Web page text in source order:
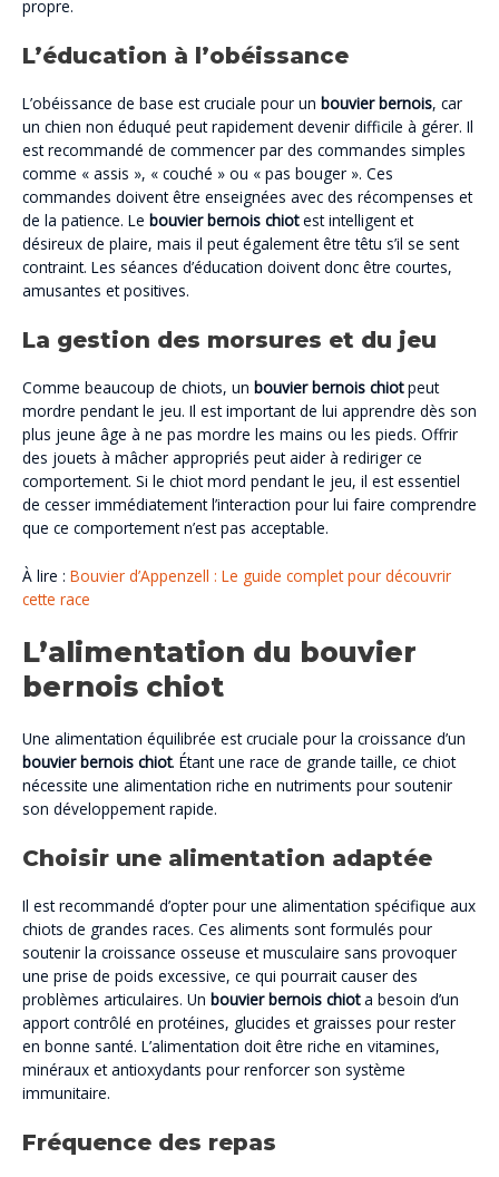
propre.
L’éducation à l’obéissance
L’obéissance de base est cruciale pour un bouvier bernois, car
un chien non éduqué peut rapidement devenir difficile à gérer. Il
est recommandé de commencer par des commandes simples
comme « assis », « couché » ou « pas bouger ». Ces
commandes doivent être enseignées avec des récompenses et
de la patience. Le bouvier bernois chiotest intelligent et
désireux de plaire, mais il peut également être têtu s’il se sent
contraint. Les séances d’éducation doivent donc être courtes,
amusantes et positives.
La gestion des morsures et du jeu
Comme beaucoup de chiots, un bouvier bernois chiotpeut
mordre pendant le jeu. Il est important de lui apprendre dès son
plus jeune âge à ne pas mordre les mains ou les pieds. Offrir
des jouets à mâcher appropriés peut aider à rediriger ce
comportement. Si le chiot mord pendant le jeu, il est essentiel
de cesser immédiatement l’interaction pour lui faire comprendre
que ce comportement n’est pas acceptable.
À lire : Bouvier d’Appenzell : Le guide complet pour découvrir
cette race
L’alimentation du bouvier
bernois chiot
Une alimentation équilibrée est cruciale pour la croissance d’un
bouvier bernois chiot. Étant une race de grande taille, ce chiot
nécessite une alimentation riche en nutriments pour soutenir
son développement rapide.
Choisir une alimentation adaptée
Il est recommandé d’opter pour une alimentation spécifique aux
chiots de grandes races. Ces aliments sont formulés pour
soutenir la croissance osseuse et musculaire sans provoquer
une prise de poids excessive, ce qui pourrait causer des
problèmes articulaires. Un bouvier bernois chiota besoin d’un
apport contrôlé en protéines, glucides et graisses pour rester
en bonne santé. L’alimentation doit être riche en vitamines,
minéraux et antioxydants pour renforcer son système
immunitaire.
Fréquence des repas